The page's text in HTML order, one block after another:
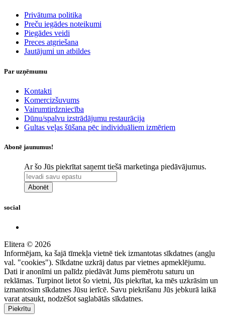
​Privātuma politika
Preču iegādes noteikumi
Piegādes veidi
Preces atgriešana
Jautājumi un atbildes
Par uzņēmumu
Kontakti
Komercizšuvums
Vairumtirdzniecība
Dūnu/spalvu izstrādājumu restaurācija
Gultas veļas šūšana pēc individuāliem izmēriem
Abonē jaunumus!
Ar šo Jūs piekrītat saņemt tiešā marketinga piedāvājumus.
Abonēt
social
Elitera © 2026
Informējam, ka šajā tīmekļa vietnē tiek izmantotas sīkdatnes (angļu
val. "cookies"). Sīkdatne uzkrāj datus par vietnes apmeklējumu.
Dati ir anonīmi un palīdz piedāvāt Jums piemērotu saturu un
reklāmas. Turpinot lietot šo vietni, Jūs piekrītat, ka mēs uzkrāsim un
izmantosim sīkdatnes Jūsu ierīcē. Savu piekrišanu Jūs jebkurā laikā
varat atsaukt, nodzēšot saglabātās sīkdatnes.
Piekrītu